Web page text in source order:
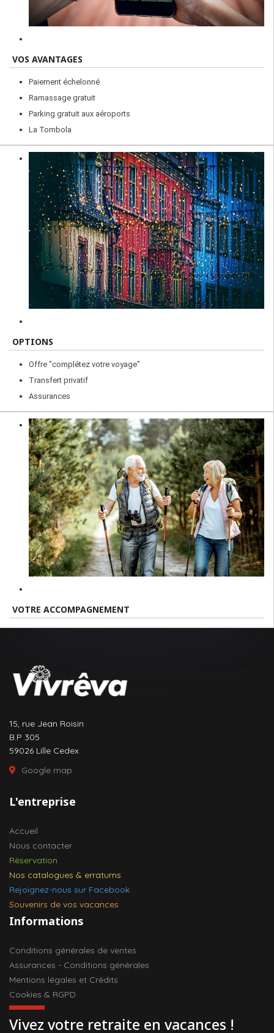
VOS AVANTAGES
Paiement échelonné
Ramassage gratuit
Parking gratuit aux aéroports
La Tombola
OPTIONS
Offre "complétez votre voyage"
Transfert privatif
Assurances
VOTRE ACCOMPAGNEMENT
15, rue Jean Roisin
B.P 305
59026 Lille Cedex
Google map
L'entreprise
Accueil
Nous contacter
Réservation
Nos catalogues & erratums
Rejoignez-nous sur Facebook
Souvenirs de vos vacances
Informations
Conditions générales de ventes
Assurances - Conditions générales
Mentions légales et Crédits
Cookies & RGPD
Vivez votre retraite en vacances !